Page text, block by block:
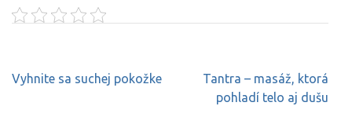
Navigace
Vyhnite sa suchej pokožke
Tantra – masáž, ktorá
pohladí telo aj dušu